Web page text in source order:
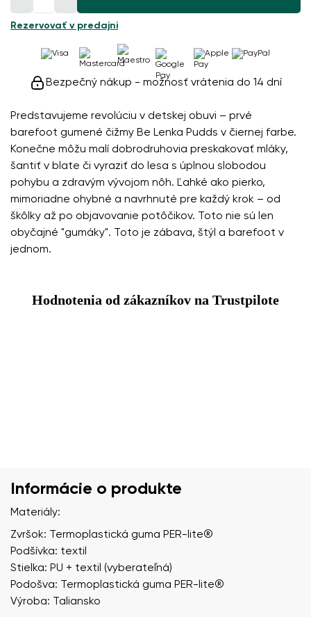
Predstavujeme revolúciu v detskej obuvi – prvé
barefoot gumené čižmy Be Lenka Pudds v čiernej farbe.
Konečne môžu malí dobrodruhovia preskakovať mláky,
šantiť v blate či vyraziť do lesa s úplnou slobodou
pohybu a zdravým vývojom nôh. Ľahké ako pierko,
mimoriadne ohybné a navrhnuté pre každý krok – od
škôlky až po objavovanie potôčikov. Toto nie sú len
obyčajné "gumáky". Toto je zábava, štýl a barefoot v
jednom.
Rezervovať v predajni
Bezpečný nákup - možnosť vrátenia do 14 dní
Hodnotenia od zákazníkov na Trustpilote
Informácie o produkte
Materiály:
Zvršok: Termoplastická guma PER-lite®️
Podšívka: textil
Stielka: PU + textil (vyberateľná)
Podošva: Termoplastická guma PER-lite®️
Výroba: Taliansko